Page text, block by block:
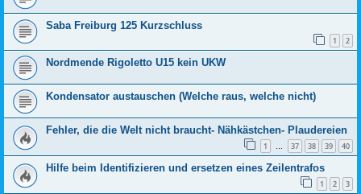
Saba Freiburg 125 Kurzschluss
1 2
Nordmende Rigoletto U15 kein UKW
Kondensator austauschen (Welche raus, welche nicht)
Fehler, die die Welt nicht braucht- Nähkästchen- Plaudereien
1 … 37 38 39 40
Hilfe beim Identifizieren und ersetzen eines Zeilentrafos
1 2 3